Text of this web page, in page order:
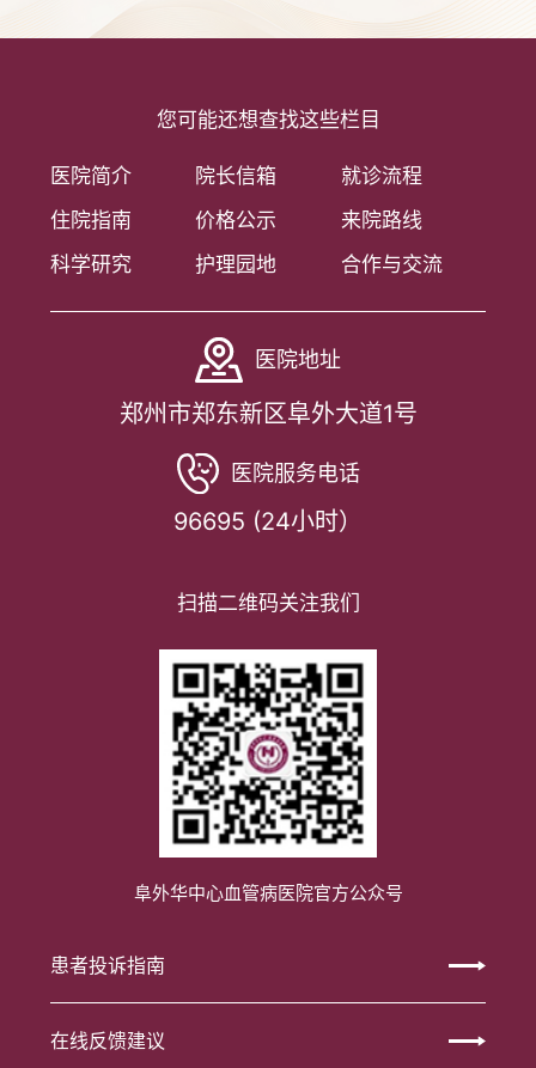
您可能还想查找这些栏目
医院简介 院长信箱
就诊流程
住院指南
价格公示
来院路线
科学研究
护理园地 合作与交流
医院地址
郑州市郑东新区阜外大道1号
医院服务电话
96695 (24小时）
扫描二维码关注我们
阜外华中心血管病医院官方公众号
患者投诉指南
在线反馈建议